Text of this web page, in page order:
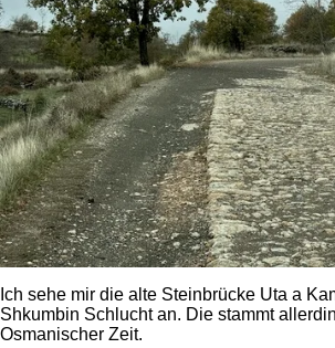
Ich sehe mir die alte Steinbrücke Uta a
Shkumbin Schlucht an. Die stammt
Osmanischer Zeit.